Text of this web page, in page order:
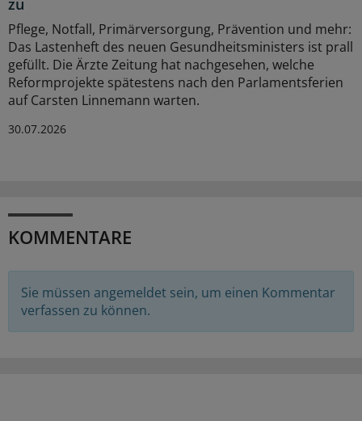
Pflege, Notfall, Primärversorgung, Prävention und mehr:
Das Lastenheft des neuen Gesundheitsministers ist prall
gefüllt. Die Ärzte Zeitung hat nachgesehen, welche
Reformprojekte spätestens nach den Parlamentsferien
auf Carsten Linnemann warten.
30.07.2026
KOMMENTARE
Sie müssen angemeldet sein, um einen Kommentar
verfassen zu können.